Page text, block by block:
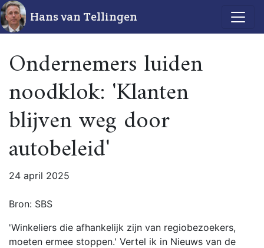
Hans van Tellingen
Ondernemers luiden
noodklok: 'Klanten
blijven weg door
autobeleid'
24 april 2025
Bron: SBS
'Winkeliers die afhankelijk zijn van regiobezoekers,
moeten ermee stoppen.' Vertel ik in Nieuws van de